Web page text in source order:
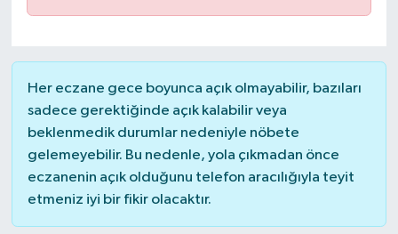
Her eczane gece boyunca açık olmayabilir, bazıları
sadece gerektiğinde açık kalabilir veya
beklenmedik durumlar nedeniyle nöbete
gelemeyebilir. Bu nedenle, yola çıkmadan önce
eczanenin açık olduğunu telefon aracılığıyla teyit
etmeniz iyi bir fikir olacaktır.